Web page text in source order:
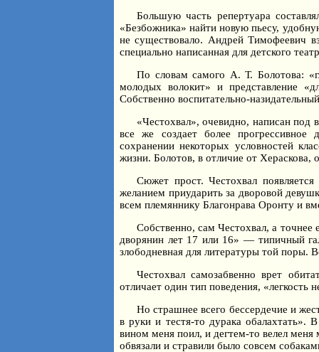
Большую часть репертуара
«Безбожника» найти новую пьесу,
не существовало. Андрей Тимофеевич
специально написанная для детского
По словам самого А. Т. Болотова:
молодых волокит» и представление
Собственно воспитательно-
«Честохвал», очевидно, написан под
все же создает более прогрессивное
сохранении некоторых условностей
жизни. Болотов, в отличие от Хераскова,
Сюжет прост. Честохвал
желанием приударить за дворовой
всем племяннику Благонрава Оронту и
Собственно, сам Честохвал, а точнее
дворянин лет 17 или 16» — типичный
злободневная для литературы той поры.
Честохвал самозабвенно врет
отличает один тип поведения,
Но страшнее всего бессердечие и
в руки и тестя-то дурака обалахтать».
вином меня поил, и дегтем-то велел
обвязали и стравили было совсем